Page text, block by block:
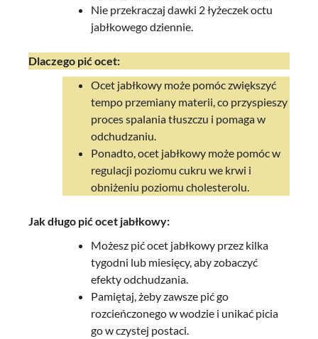
Nie przekraczaj dawki 2 łyżeczek octu
jabłkowego dziennie.
Dlaczego pić ocet:
Ocet jabłkowy może pomóc zwiększyć
tempo przemiany materii, co przyspieszy
proces spalania tłuszczu i pomaga w
odchudzaniu.
Ponadto, ocet jabłkowy może pomóc w
regulacji poziomu cukru we krwi i
obniżeniu poziomu cholesterolu.
Jak długo pić ocet jabłkowy:
Możesz pić ocet jabłkowy przez kilka
tygodni lub miesięcy, aby zobaczyć
efekty odchudzania.
Pamiętaj, żeby zawsze pić go
rozcieńczonego w wodzie i unikać picia
go w czystej postaci.